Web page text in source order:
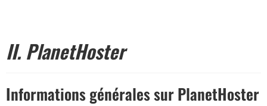
II. PlanetHoster
Informations générales sur PlanetHoster